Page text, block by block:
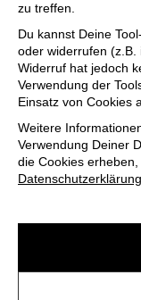
zu treffen.
Du kannst Deine
oder widerrufen
Widerruf hat jedoch
Verwendung der
Einsatz von Cookies
Weitere
Verwendung Deiner
die Cookies
Datenschutzerklärung